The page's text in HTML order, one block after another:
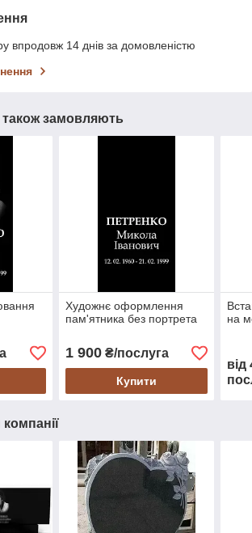
впродовж 14 днів за домовленістю
замовляють
Художнє оформлення
пам'ятника без портрета
1 900₴/послуга
Купити
на
від